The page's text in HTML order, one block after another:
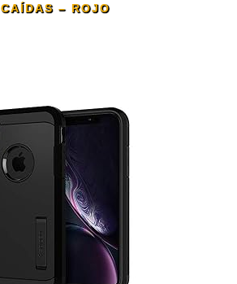
CAÍDAS – ROJO